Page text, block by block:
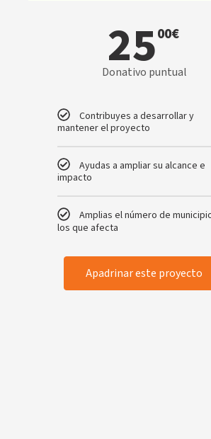
2500€
Donativo puntual
Contribuyes a desarrollar y
mantener el proyecto
Ayudas a ampliar su alcance e
impacto
Amplias el número de
los que afecta
Apadrinar este proyecto